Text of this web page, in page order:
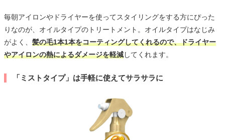
毎朝アイロンやドライヤーを使ってスタイリングをする方にぴった
りなのが、オイルタイプのトリートメント。オイルタイプはなじみ
がよく、 髪の毛1本1本をコーティングしてくれるので、ドライヤー
やアイロンの熱によるダメージを軽減してくれます。
「ミストタイプ」は手軽に使えてサラサラに